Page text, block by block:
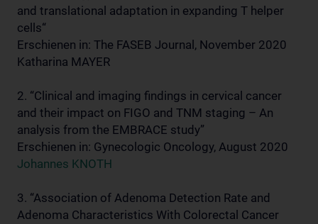
and translational adaptation in expanding T helper
cells“
Erschienen in: The FASEB Journal, November 2020
Katharina MAYER
2. “Clinical and imaging findings in cervical cancer
and their impact on FIGO and TNM staging – An
analysis from the EMBRACE study”
Erschienen in: Gynecologic Oncology, August 2020
Johannes KNOTH
3. “Association of Adenoma Detection Rate and
Adenoma Characteristics With Colorectal Cancer